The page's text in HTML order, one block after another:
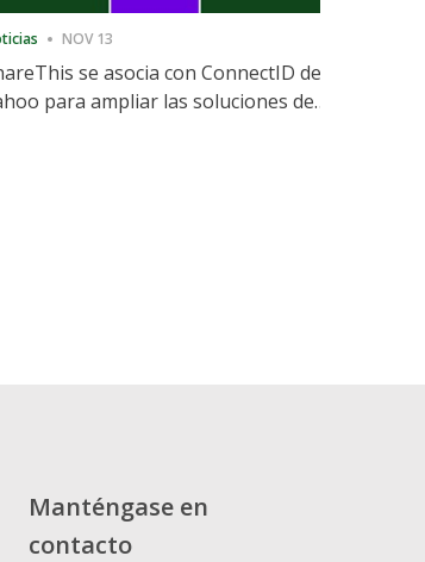
NOV 13
se asocia con ConnectID de
para ampliar las soluciones de
Manténgase en
contacto